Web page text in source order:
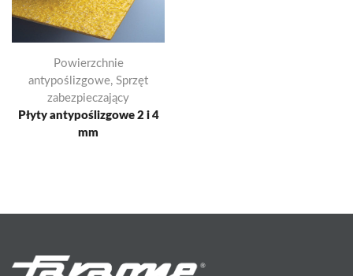
Powierzchnie
antypoślizgowe, Sprzęt
zabezpieczający
Płyty antypoślizgowe 2 i 4
mm